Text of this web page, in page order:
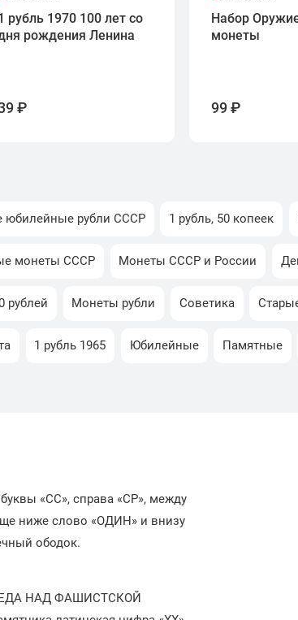
рубль 1970 100 лет со
рождения Ленина
₽
Набор
монеты
99 ₽
рубли СССР 1 рубль, 50 копеек
монеты СССР Монеты СССР и России
рублей Монеты рубли Советика
1 рубль 1965 Юбилейные Памятные
«СС», справа «СР», между
ниже слово «ОДИН» и внизу
ободок.
НАД ФАШИСТСКОЙ